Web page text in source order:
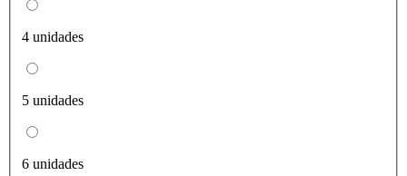
4 unidades
5 unidades
6 unidades